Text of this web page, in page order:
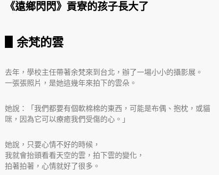
《遠鄉閃閃》貢寮的孩子長大了
▋余梵的雲
去年，學校主任帶著余梵來到台北，辦了一場小小的攝影展。
一張張照片，是她這幾年來拍下的雲朵。
她說：「我們都要有個軟棉棉的東西，可能是布偶、抱枕，或貓
咪，因為它可以療癒我們受傷的心。」
她說，只要心情不好的時候，
我就會抬頭看看天空的雲，拍下雲的變化，
拍著拍著，心情就好了很多。